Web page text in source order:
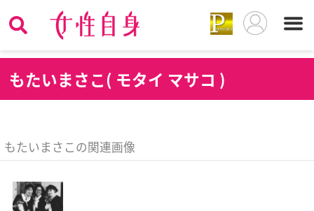
もたいまさこ( モタイ マサコ )
もたいまさこの関連画像